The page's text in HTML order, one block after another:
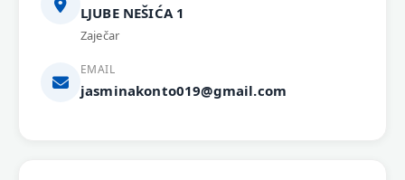
LJUBE NEŠIĆA 1
Zaječar
EMAIL
jasminakonto019@gmail.com